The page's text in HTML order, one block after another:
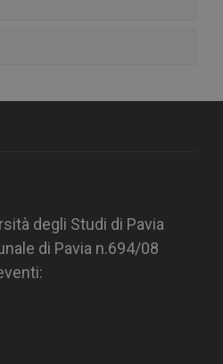
degli Studi di Pavia
di Pavia n.694/08